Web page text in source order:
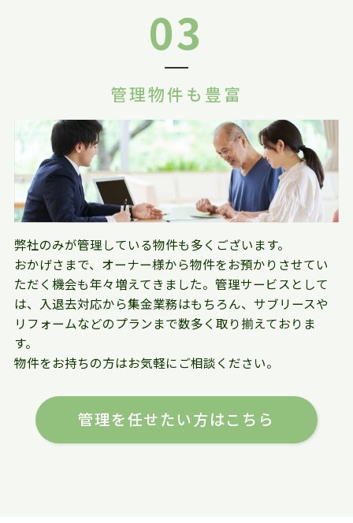
03
管理物件も豊富
弊社のみが管理している物件も多くございます。
おかげさまで、オーナー様から物件をお預かりさせてい
ただく機会も年々増えてきました。管理サービスとして
は、入退去対応から集金業務はもちろん、サブリースや
リフォームなどのプランまで数多く取り揃えておりま
す。
物件をお持ちの方はお気軽にご相談ください。
管理を任せたい方はこちら